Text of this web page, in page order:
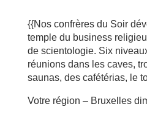
{{Nos confrères du Soir
temple du business
de scientologie. Six
réunions dans les caves,
saunas, des cafétérias, le
Votre région – Bruxelles